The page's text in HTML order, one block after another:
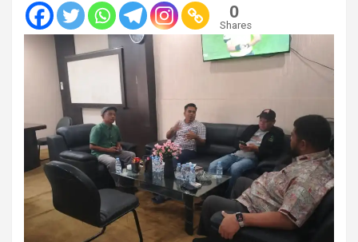
0
Shares